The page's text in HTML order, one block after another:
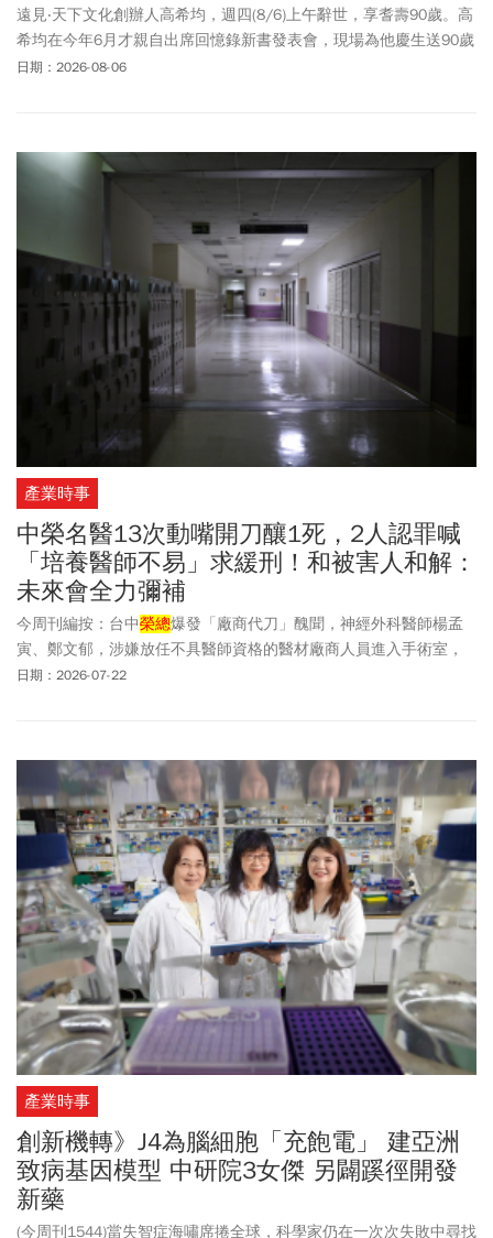
遠見‧天下文化創辦人高希均，週四(8/6)上午辭世，享耆壽90歲。高
希均在今年6月才親自出席回憶錄新書發表會，現場為他慶生送90歲
生日蛋糕，更寫著核心信念「和平幸福」4個字。當天高希均回顧一
文化指出，遵照高教授遺願一切從簡，不設靈堂、不辦公祭，懇辭
花籃輓聯，遠見・天下文化事業群將另行舉辦追思會，緬懷其一生
日期：2026-08-06
產業時事
中榮名醫13次動嘴開刀釀1死，2人認罪喊
「培養醫師不易」求緩刑！和被害人和解：
未來會全力彌補
今周刊編按：台中榮總爆發「廠商代刀」醜聞，神經外科醫師楊孟
寅、鄭文郁，涉嫌放任不具醫師資格的醫材廠商人員進入手術室，
執行醫療行為，其中有5人術後病況惡化，1人於年初過世。台中地
入手術室「代刀」，違法替13名患者執行部分手術，並由醫師掛
名、廠商執行核心醫療行為，再以「公關費」名義來回饋醫師，形
成私下分利模式。楊、鄭兩名醫師與律師除了坦承犯罪之外，希望
法官給予緩刑宣告。主張培養醫師不易，知道錯誤，未來會盡力彌
補，楊已與全部被害人達成和解，而鄭女尚未與一名被害人達成和
解，後續盡全力去達成和解。法官詢問檢察官與告訴人、律師、健
保署等多方意見後，全案改採簡式程序審理，預計9月中旬宣判。
日期：2026-07-22
產業時事
創新機轉》J4為腦細胞「充飽電」 建亞洲
致病基因模型 中研院3女傑 另闢蹊徑開發
新藥
(今周刊1544)當失智症海嘯席捲全球，科學家仍在一次次失敗中尋找